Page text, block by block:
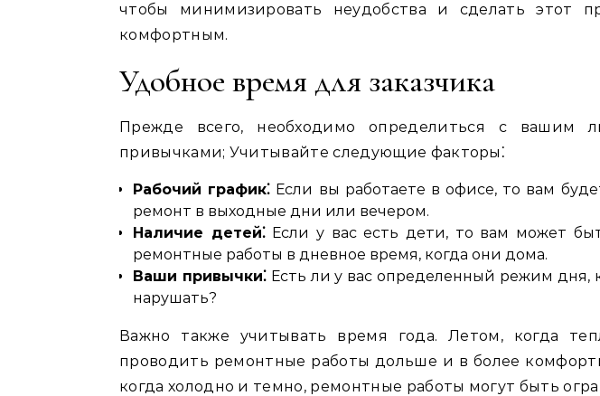
чтобы минимизировать неудобства и сделать этот
комфортным.
Удобное время для заказчика
Прежде всего, необходимо определиться с вашим
привычками; Учитывайте следующие факторы⁚
Рабочий график⁚ Если вы работаете в офисе, то вам
ремонт в выходные дни или вечером.
Наличие детей⁚Если у вас есть дети, то вам может
ремонтные работы в дневное время, когда они дома.
Ваши привычки⁚Есть ли у вас определенный режим дня,
нарушать?
Важно также учитывать время года. Летом, когда
проводить ремонтные работы дольше и в более
когда холодно и темно, ремонтные работы могут быть